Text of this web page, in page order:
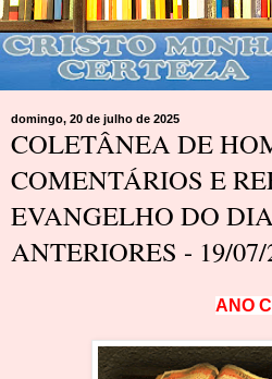
domingo, 20 de julho de 2025
COLETÂNEA DE
COMENTÁRIOS E
EVANGELHO DO
ANTERIORES - 19/07/
A NO C